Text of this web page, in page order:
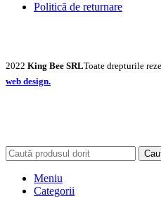
Politică de returnare
2022 King Bee SRLToate drepturile
web design.
Meniu
Categorii